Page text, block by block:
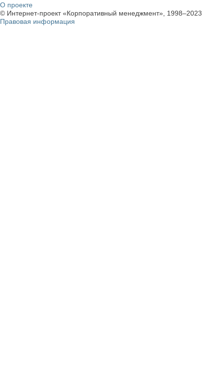
О проекте
© Интернет-проект «Корпоративный менеджмент», 1998–2023
Правовая информация